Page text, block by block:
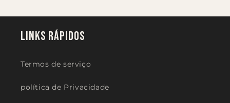
Links Rápidos
Termos de serviço
política de Privacidade